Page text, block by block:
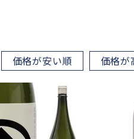
価格が安い順 価格が